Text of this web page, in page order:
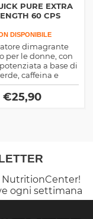
PURE EXTRA
60 CPS
DISPONIBILE
dimagrante
per le donne, con
a base di
caffeina e
brevettato
Aiuta ad accelerare
aumentare
€25,90
NutritionCenter!
ogni settimana